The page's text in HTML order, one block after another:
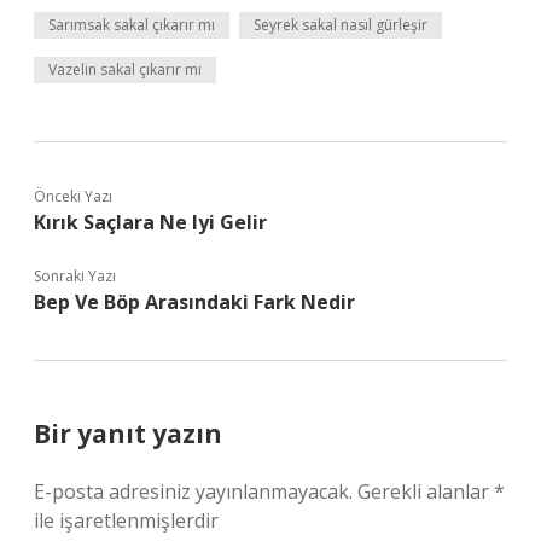
Sarımsak sakal çıkarır mı Seyrek sakal nasıl gürleşir
Vazelin sakal çıkarır mı
Önceki Yazı
Kırık Saçlara Ne Iyi Gelir
Sonraki Yazı
Bep Ve Böp Arasındaki Fark Nedir
Bir yanıt yazın
E-posta adresiniz yayınlanmayacak. Gerekli alanlar*
ile işaretlenmişlerdir